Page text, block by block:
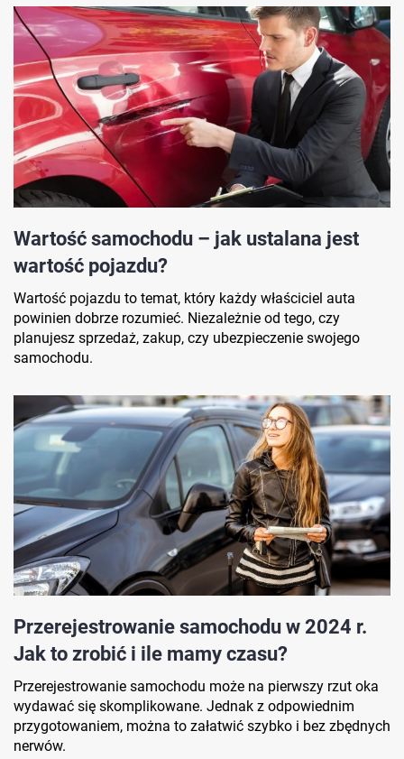
Wartość samochodu – jak ustalana jest
wartość pojazdu?
Wartość pojazdu to temat, który każdy właściciel auta
powinien dobrze rozumieć. Niezależnie od tego, czy
planujesz sprzedaż, zakup, czy ubezpieczenie swojego
samochodu.
Przerejestrowanie samochodu w 2024 r.
Jak to zrobić i ile mamy czasu?
Przerejestrowanie samochodu może na pierwszy rzut oka
wydawać się skomplikowane. Jednak z odpowiednim
przygotowaniem, można to załatwić szybko i bez zbędnych
nerwów.